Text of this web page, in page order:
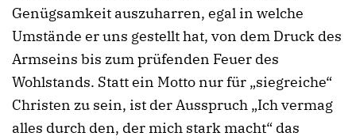
Genügsamkeit auszuharren, egal in welche
Umstände er uns gestellt hat, von dem Druck des
Armseins bis zum prüfenden Feuer des
Wohlstands. Statt ein Motto nur für „siegreiche“
Christen zu sein, ist der Ausspruch „Ich vermag
alles durch den, der mich stark macht“ das